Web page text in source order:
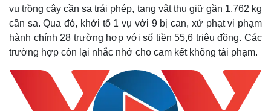
vụ trồng cây cần sa trái phép, tang vật thu giữ gần 1.762 kg
cần sa. Qua đó, khởi tố 1 vụ với 9 bị can, xử phạt vi phạm
hành chính 28 trường hợp với số tiền 55,6 triệu đồng. Các
trường hợp còn lại nhắc nhở cho cam kết không tái phạm.